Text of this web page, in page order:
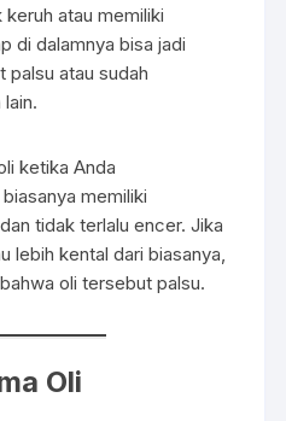
atau memiliki
di dalamnya bisa jadi
palsu atau sudah
ketika Anda
memiliki
tidak terlalu encer. Jika
lebih kental dari biasanya,
oli tersebut palsu.
Oli